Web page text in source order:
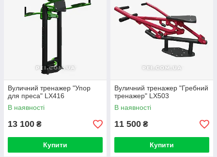
Вуличний тренажер "Упор
для преса" LX416
В наявності
13 100 ₴
Купити
Вуличний тренажер "Гребний
тренажер" LX503
В наявності
11 500 ₴
Купити